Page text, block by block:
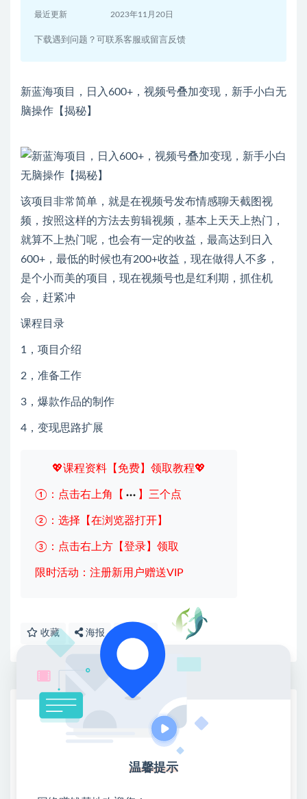
最近更新 2023年11月20日
下载遇到问题？可联系客服或留言反馈
新蓝海项目，日入600+，视频号叠加变现，新手小白无
脑操作【揭秘】
该项目非常简单，就是在视频号发布情感聊天截图视
频，按照这样的方法去剪辑视频，基本上天天上热门，
就算不上热门呢，也会有一定的收益，最高达到日入
600+，最低的时候也有200+收益，现在做得人不多，
是个小而美的项目，现在视频号也是红利期，抓住机
会，赶紧冲
课程目录
1，项目介绍
2，准备工作
3，爆款作品的制作
4，变现思路扩展
💖课程资料【免费】领取教程💖
①：点击右上角【 】三个点
②：选择【在浏览器打开】
③：点击右上方【登录】领取
限时活动：注册新用户赠送VIP
收藏 海报
网赚基地简介
站长微信：无
❤本站：本站整合多方资源站，主要面向互联网创业
类&副业类，资源丰富 物超所值。
温馨提示